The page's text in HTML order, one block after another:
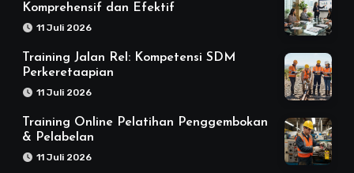
Komprehensif dan Efektif
11 Juli 2026
Training Jalan Rel: Kompetensi SDM
Perkeretaapian
11 Juli 2026
Training Online Pelatihan Penggembokan
& Pelabelan
11 Juli 2026